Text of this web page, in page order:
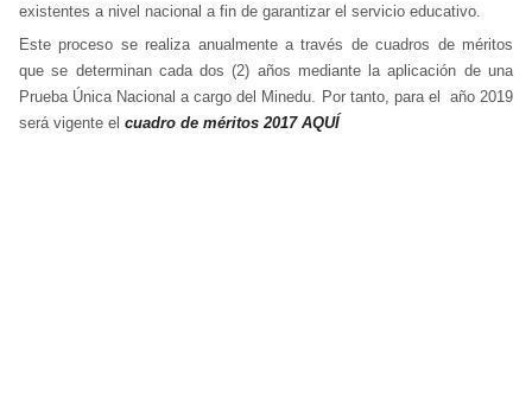
existentes a nivel nacional a fin de garantizar el servicio educativo.
Este proceso se realiza anualmente a través de cuadros de méritos
que se determinan cada dos (2) años mediante la aplicación de una
Prueba Única Nacional a cargo del Minedu. Por tanto, para el año 2019
será vigente el cuadro de méritos 2017 AQUÍ